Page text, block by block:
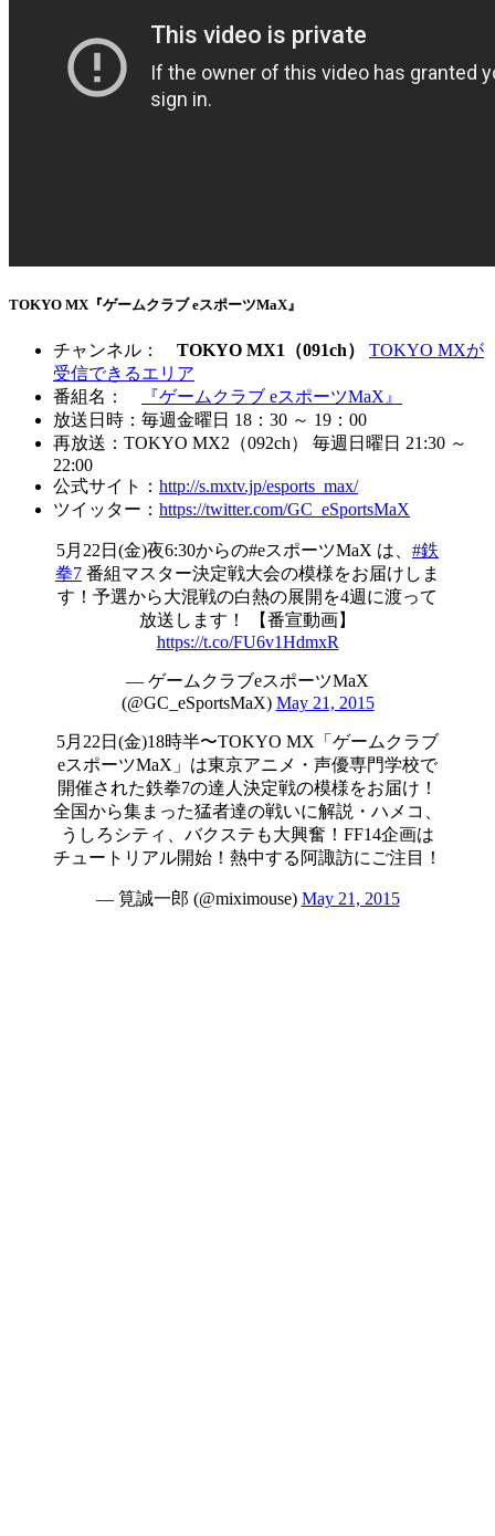
TOKYO MX『ゲームクラブ eスポーツMaX』
チャンネル： TOKYO MX1（091ch）
TOKYO MXが
受信できるエリア
番組名：
『ゲームクラブ eスポーツMaX』
放送日時：毎週金曜日 18：30 ～ 19：00
再放送：TOKYO MX2（092ch） 毎週日曜日 21:30 ～
22:00
公式サイト： http://s.mxtv.jp/esports_max/
ツイッター： https://twitter.com/GC_eSportsMaX
5月22日(金)夜6:30からの#eスポーツMaX は、 #鉄
拳7 番組マスター決定戦大会の模様をお届けしま
す！予選から大混戦の白熱の展開を4週に渡って
放送します！ 【番宣動画】
https://t.co/FU6v1HdmxR
— ゲームクラブeスポーツMaX
(@GC_eSportsMaX) May 21, 2015
5月22日(金)18時半〜TOKYO MX「ゲームクラブ
eスポーツMaX」は東京アニメ・声優専門学校で
開催された鉄拳7の達人決定戦の模様をお届け！
全国から集まった猛者達の戦いに解説・ハメコ、
うしろシティ、バクステも大興奮！FF14企画は
チュートリアル開始！熱中する阿諏訪にご注目！
— 筧誠一郎 (@miximouse) May 21, 2015